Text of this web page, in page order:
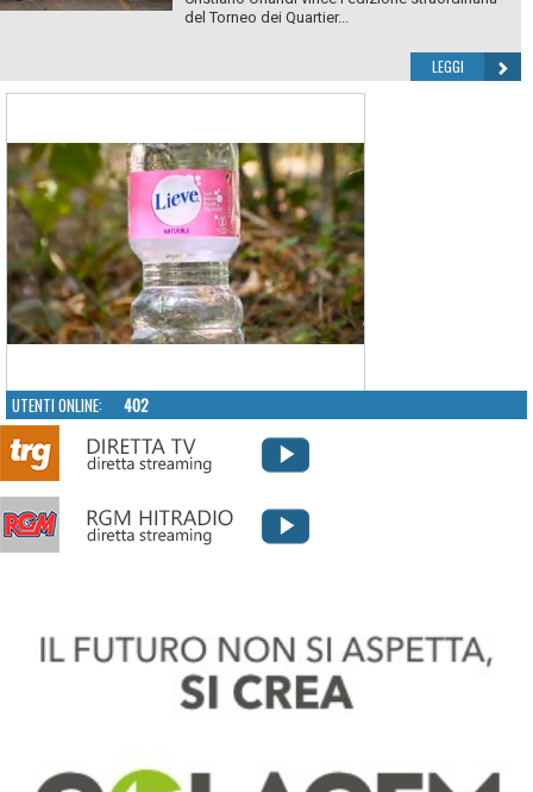
del Torneo dei Quartier...
LEGGI
UTENTI ONLINE: 402